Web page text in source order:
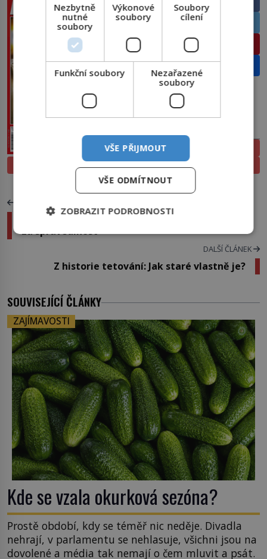
PROLISTOVAT
Twitter
Pinterest
Email
PŘEDPLATNÉ
TIŠTĚNÉ
Emiliano Zapata: Hrdina revoluce a symbol boje
za spravedlnost
DALŠÍ ČLÁNEK
Z historie tetování: Jak staré vlastně je?
SOUVISEJÍCÍ ČLÁNKY
ZAJÍMAVOSTI
Kde se vzala okurková sezóna?
Prostě období, kdy se téměř nic neděje. Divadla
nehrají, v parlamentu se nehlasuje, všichni jsou na
dovolené a média tak nemají o čem mluvit a psát.
Nezbytně
nutné
soubory
Výkonové
soubory
Soubory
cílení
Funkční soubory
Nezařazené
soubory
VŠE PŘIJMOUT
VŠE ODMÍTNOUT
ZOBRAZIT PODROBNOSTI